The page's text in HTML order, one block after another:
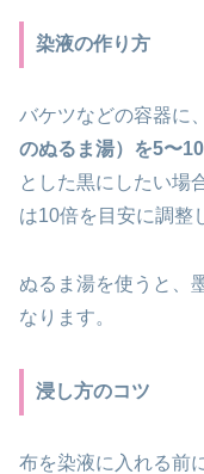
染液の作り方
バケツなどの容器に、
のぬるま湯）を5〜
とした黒にしたい場
は10倍を目安に調整
ぬるま湯を使うと、
なります。
浸し方のコツ
布を染液に入れる前